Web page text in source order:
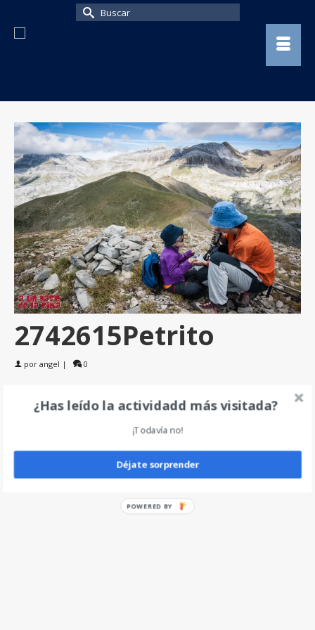
Buscar
2742615Petrito
por angel | 0
Deja un comentario
¿Has leído la actividadd más visitada?
¡Todavía no!
Déjate sorprender
POWERED BY